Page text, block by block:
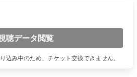
聴データ閲覧
込み中のため、チケット交換できません。